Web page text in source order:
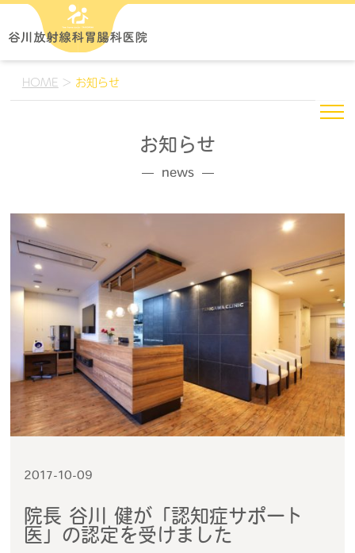
HOME > お知らせ
お知らせ
news
2017-10-09
院長 谷川 健が「認知症サポート
医」の認定を受けました